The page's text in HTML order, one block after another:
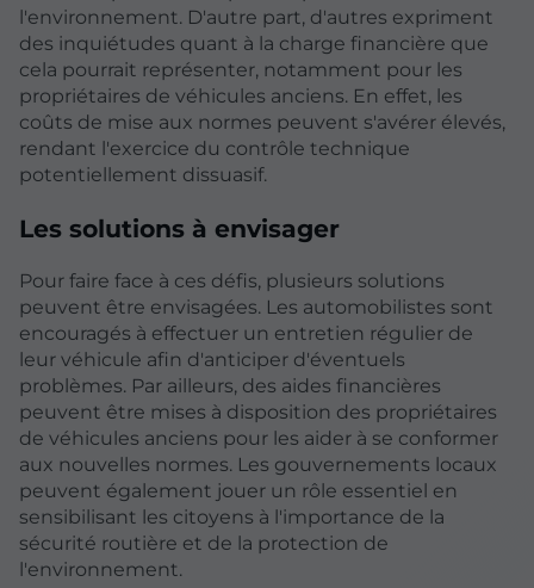
l'environnement. D'autre part, d'autres expriment
des inquiétudes quant à la charge financière que
cela pourrait représenter, notamment pour les
propriétaires de véhicules anciens. En effet, les
coûts de mise aux normes peuvent s'avérer élevés,
rendant l'exercice du contrôle technique
potentiellement dissuasif.
Les solutions à envisager
Pour faire face à ces défis, plusieurs solutions
peuvent être envisagées. Les automobilistes sont
encouragés à effectuer un entretien régulier de
leur véhicule afin d'anticiper d'éventuels
problèmes. Par ailleurs, des aides financières
peuvent être mises à disposition des propriétaires
de véhicules anciens pour les aider à se conformer
aux nouvelles normes. Les gouvernements locaux
peuvent également jouer un rôle essentiel en
sensibilisant les citoyens à l'importance de la
sécurité routière et de la protection de
l'environnement.